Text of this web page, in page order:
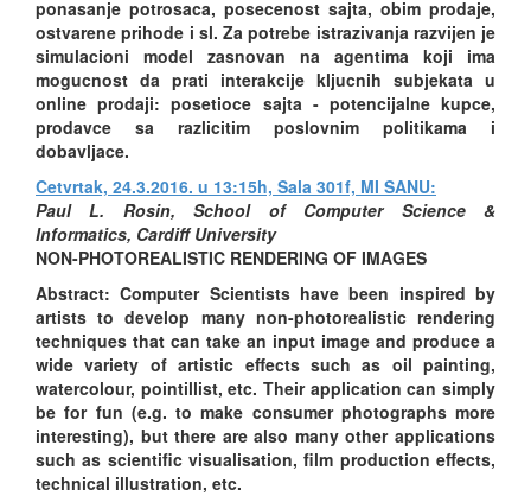
ponasanje potrosaca, posecenost sajta, obim prodaje,
ostvarene prihode i sl. Za potrebe istrazivanja razvijen je
simulacioni model zasnovan na agentima koji ima
mogucnost da prati interakcije kljucnih subjekata u
online prodaji: posetioce sajta - potencijalne kupce,
prodavce sa razlicitim poslovnim politikama i
dobavljace.
Cetvrtak, 24.3.2016. u 13:15h, Sala 301f, MI SANU:
Paul L. Rosin, School of Computer Science &
Informatics, Cardiff University
NON-PHOTOREALISTIC RENDERING OF IMAGES
Abstract: Computer Scientists have been inspired by
artists to develop many non-photorealistic rendering
techniques that can take an input image and produce a
wide variety of artistic effects such as oil painting,
watercolour, pointillist, etc. Their application can simply
be for fun (e.g. to make consumer photographs more
interesting), but there are also many other applications
such as scientific visualisation, film production effects,
technical illustration, etc.